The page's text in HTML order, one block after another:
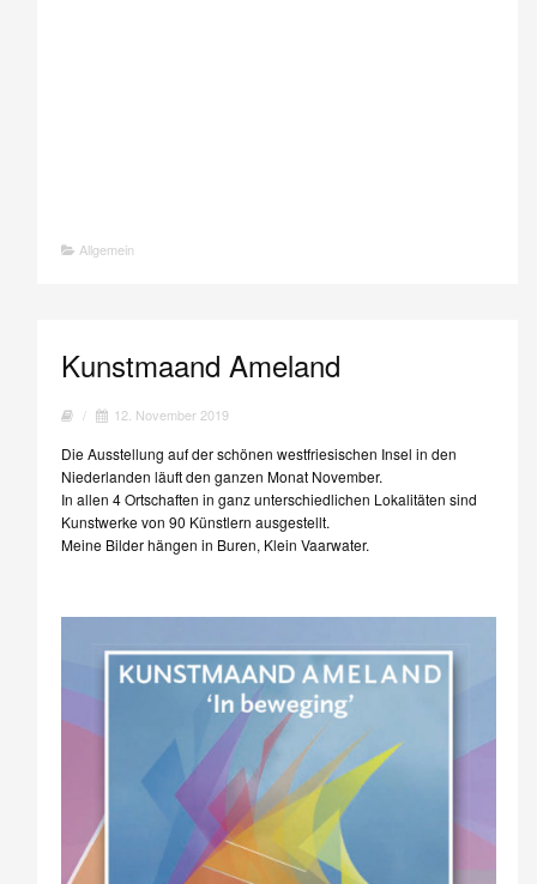
Allgemein
Kunstmaand Ameland
/ 12. November 2019
Die Ausstellung auf der schönen westfriesischen Insel in den
Niederlanden läuft den ganzen Monat November.
In allen 4 Ortschaften in ganz unterschiedlichen Lokalitäten sind
Kunstwerke von 90 Künstlern ausgestellt.
Meine Bilder hängen in Buren, Klein Vaarwater.